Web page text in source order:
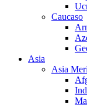
Caucaso
Asia
Asia